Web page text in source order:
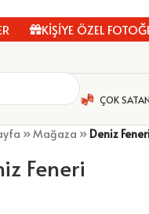
KİŞİYE ÖZEL FOTOĞRAF
ÇOK
»Mağaza » Deniz
Feneri